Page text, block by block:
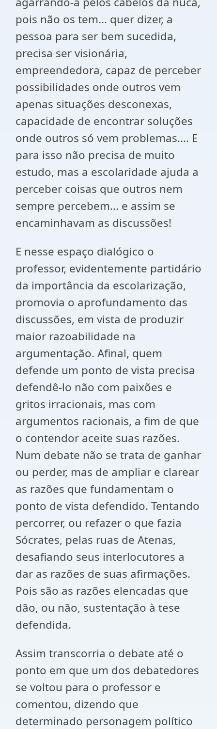
pois não os tem... quer dizer, a
pessoa para ser bem sucedida,
precisa ser visionária,
empreendedora, capaz de perceber
possibilidades onde outros vem
apenas situações desconexas,
capacidade de encontrar soluções
onde outros só vem problemas.... E
para isso não precisa de muito
estudo, mas a escolaridade ajuda a
perceber coisas que outros nem
sempre percebem... e assim se
encaminhavam as discussões!
E nesse espaço dialógico o
professor, evidentemente partidário
da importância da escolarização,
promovia o aprofundamento das
discussões, em vista de produzir
maior razoabilidade na
argumentação. Afinal, quem
defende um ponto de vista precisa
defendê-lo não com paixões e
gritos irracionais, mas com
argumentos racionais, a fim de que
o contendor aceite suas razões.
Num debate não se trata de ganhar
ou perder, mas de ampliar e clarear
as razões que fundamentam o
ponto de vista defendido. Tentando
percorrer, ou refazer o que fazia
Sócrates, pelas ruas de Atenas,
desafiando seus interlocutores a
dar as razões de suas afirmações.
Pois são as razões elencadas que
dão, ou não, sustentação à tese
defendida.
Assim transcorria o debate até o
ponto em que um dos debatedores
se voltou para o professor e
comentou, dizendo que
determinado personagem político